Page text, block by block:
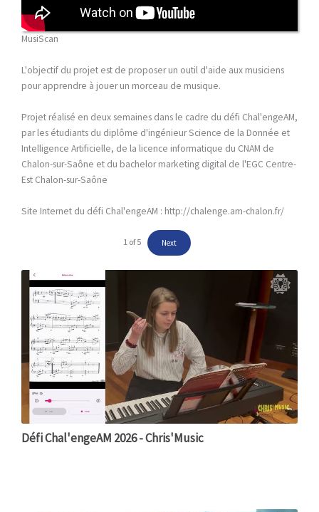
MusiScan
L'objectif du projet est de proposer un outil d'aide aux musiciens
pour apprendre à jouer un morceau de musique.
Projet réalisé en deux semaines dans le cadre du défi Chal'engeAM,
par les étudiants du diplôme d'ingénieur Science de la Donnée et
Intelligence Artificielle, de la licence informatique du CNAM de
Chalon-sur-Saône et du bachelor marketing digital de l'EGC Centre-
Est Chalon-sur-Saône
Site Internet du défi Chal'engeAM : http://chalenge.am-chalon.fr/
1 of 5 Next
Défi Chal'engeAM 2026 - Chris'Music